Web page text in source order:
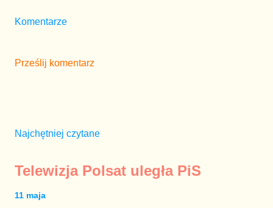
Komentarze
Prześlij komentarz
Najchętniej czytane
Telewizja Polsat uległa PiS
11 maja